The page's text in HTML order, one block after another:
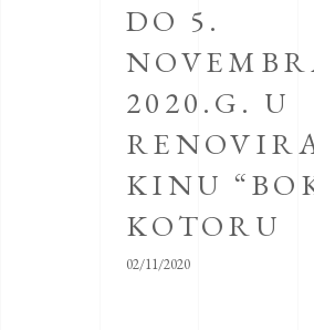
DO 5.
2020.G. U
KINU
KOTORU
02/11/2020